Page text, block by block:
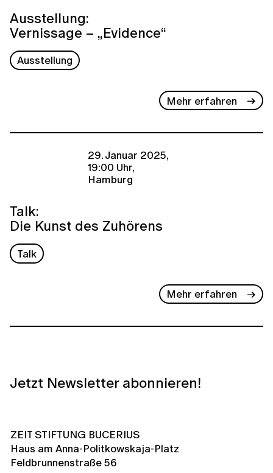
Ausstellung:
Vernissage – „Evidence“
Ausstellung
Mehr erfahren
29. Januar 2025,
19:00 Uhr,
Hamburg
Talk:
Die Kunst des Zuhörens
Talk
Mehr erfahren
Jetzt Newsletter abonnieren!
ZEIT STIFTUNG BUCERIUS
Haus am Anna-Politkowskaja-Platz
Feldbrunnenstraße 56